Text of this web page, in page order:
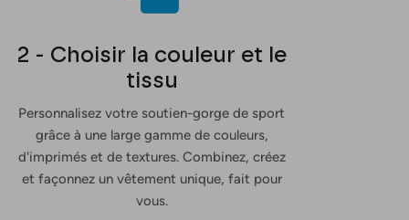
2 - Choisir la couleur et le
tissu
Personnalisez votre soutien-gorge de sport
grâce à une large gamme de couleurs,
d'imprimés et de textures. Combinez, créez
et façonnez un vêtement unique, fait pour
vous.